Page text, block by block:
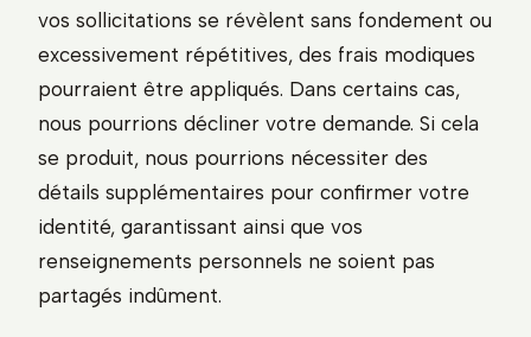
vos sollicitations se révèlent sans fondement ou
excessivement répétitives, des frais modiques
pourraient être appliqués. Dans certains cas,
nous pourrions décliner votre demande. Si cela
se produit, nous pourrions nécessiter des
détails supplémentaires pour confirmer votre
identité, garantissant ainsi que vos
renseignements personnels ne soient pas
partagés indûment.